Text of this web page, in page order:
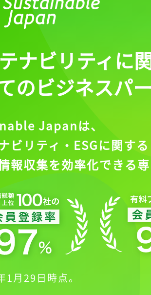
ナビリティに
のビジネスパ
Japanは、
ビリティ・ESGに関する
報収集を効率化できる
月29日時点。